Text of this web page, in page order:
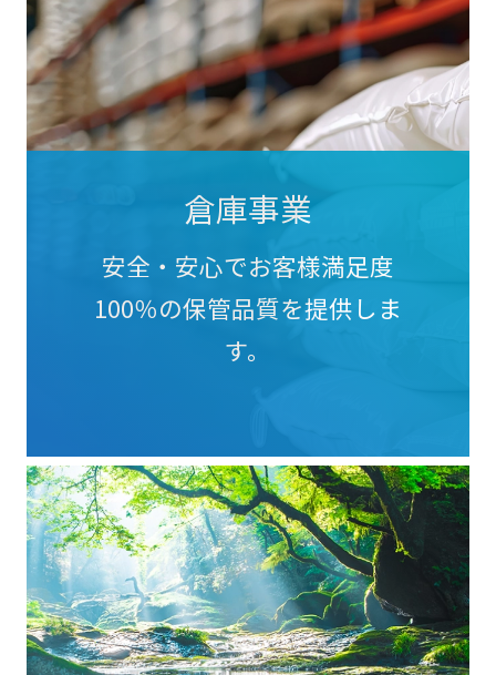
倉庫事業
安全・安心でお客様満足度
100％の保管品質を提供しま
す。